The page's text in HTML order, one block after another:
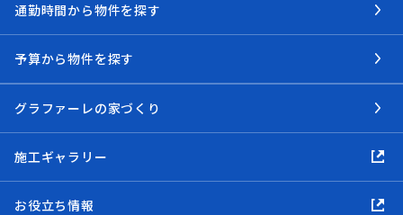
通勤時間から物件を探す
予算から物件を探す
グラファーレの家づくり
施工ギャラリー
お役立ち情報